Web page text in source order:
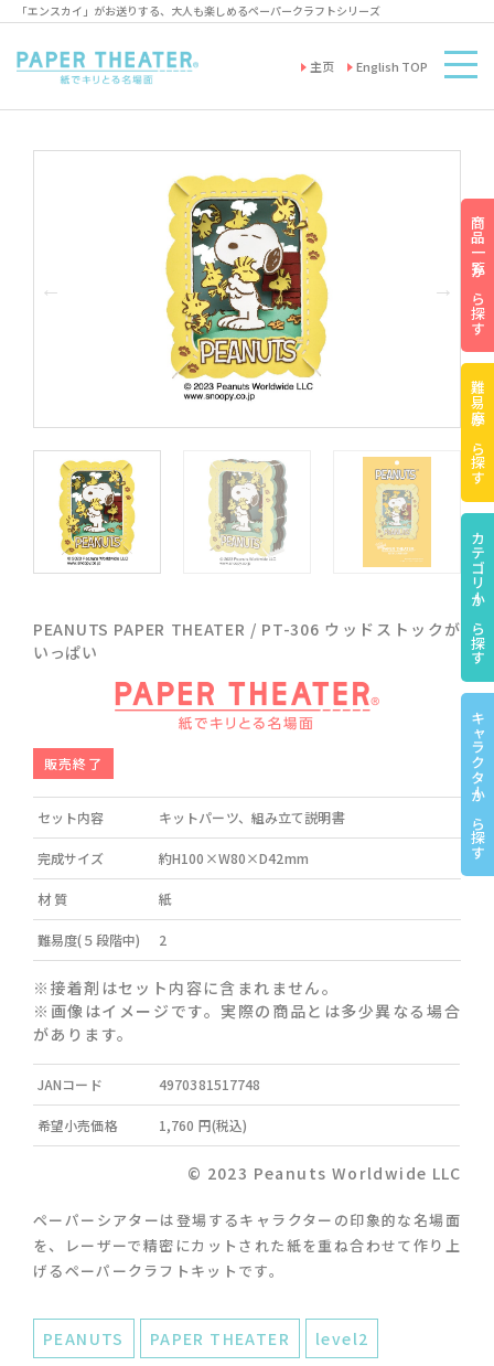
「エンスカイ」がお送りする、大人も楽しめるペーパークラフトシリーズ
主页 English TOP
PEANUTS PAPER THEATER / PT-306 ウッドストックが
いっぱい
販売終了
セット内容 キットパーツ、組み立て説明書
完成サイズ 約H100×W80×D42mm
材 質 紙
難易度(５段階中) 2
※接着剤はセット内容に含まれません。
※画像はイメージです。実際の商品とは多少異なる場合
があります。
JANコード 4970381517748
希望小売価格 1,760 円(税込)
© 2023 Peanuts Worldwide LLC
ペーパーシアターは登場するキャラクターの印象的な名場面
を、レーザーで精密にカットされた紙を重ね合わせて作り上
げるペーパークラフトキットです。
商品一覧から探す
難易度から探す
カテゴリーから探す
キャラクターから探す
PEANUTS PAPER THEATER level2